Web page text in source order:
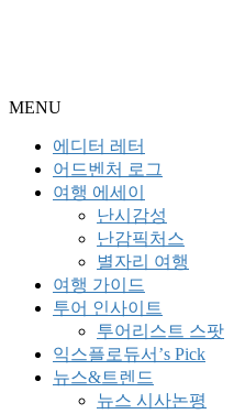
MENU
에디터 레터
어드벤처 로그
여행 에세이
난시감성
난감픽처스
별자리 여행
여행 가이드
투어 인사이트
투어리스트 스팟
익스플로듀서’s Pick
뉴스&트렌드
뉴스 시사논평